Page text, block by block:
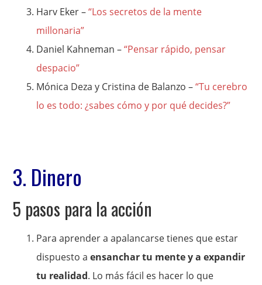
Harv Eker –“Los secretos de la mente
millonaria”
Daniel Kahneman –“Pensar rápido, pensar
despacio”
Mónica Deza y Cristina de Balanzo –“Tu cerebro
lo es todo: ¿sabes cómo y por qué decides?”
3. Dinero
5 pasos para la acción
Para aprender a apalancarse tienes que estar
dispuesto aensanchar tu mente y a expandir
tu realidad. Lo más fácil es hacer lo que